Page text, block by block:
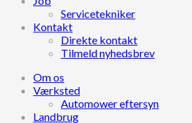
Servicetekniker
Kontakt
Direkte kontakt
Tilmeld nyhedsbrev
Om os
Værksted
Automower eftersyn
Landbrug